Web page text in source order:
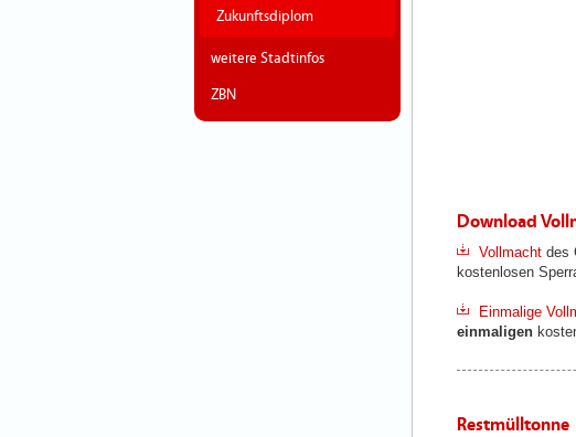
Zukunftsdiplom
weitere Stadtinfos
ZBN
Download
Vollmacht des
kostenlosen
Einmalige
einmaligen
Restmülltonne